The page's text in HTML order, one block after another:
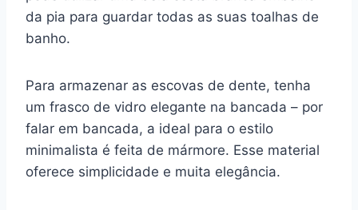
da pia para guardar todas as suas toalhas de
banho.
Para armazenar as escovas de dente, tenha
um frasco de vidro elegante na bancada – por
falar em bancada, a ideal para o estilo
minimalista é feita de mármore. Esse material
oferece simplicidade e muita elegância.